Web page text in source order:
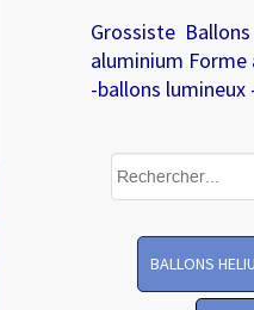
Grossiste
aluminium
-ballons
BALLONS